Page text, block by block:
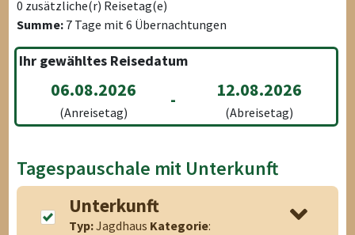
0 zusätzliche(r) Reisetag(e)
Summe: 7 Tage mit6 Übernachtungen
Ihr gewähltes Reisedatum
06.08.2026
(Anreisetag)
- 12.08.2026
(Abreisetag)
Tagespauschale mit Unterkunft
Unterkunft
Typ:Jagdhaus Kategorie: